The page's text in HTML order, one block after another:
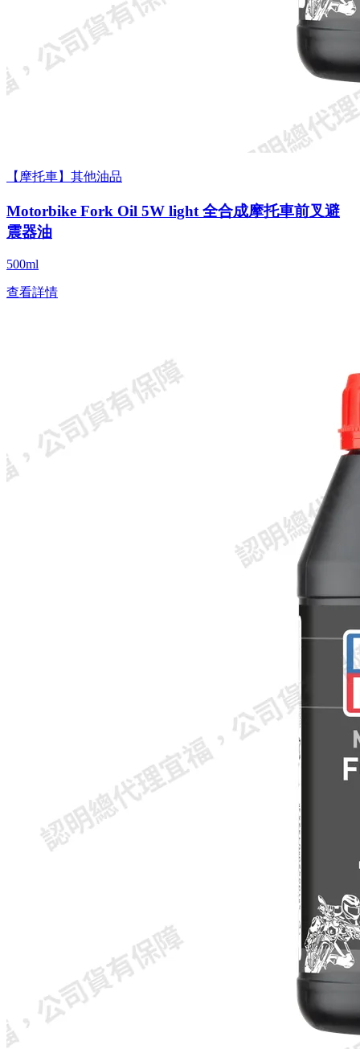
【摩托車】其他油品
Motorbike Fork Oil 5W light 全合成摩托車前叉避
震器油
500ml
查看詳情